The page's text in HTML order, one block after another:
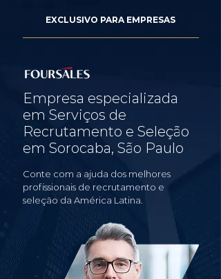
EXCLUSIVO PARA EMPRESAS
Empresa especializada
em Serviços de
Recrutamento e Seleção
em Sorocaba, São Paulo
Conte com a ajuda dos melhores
profissionais de recrutamento e
seleção da América Latina.